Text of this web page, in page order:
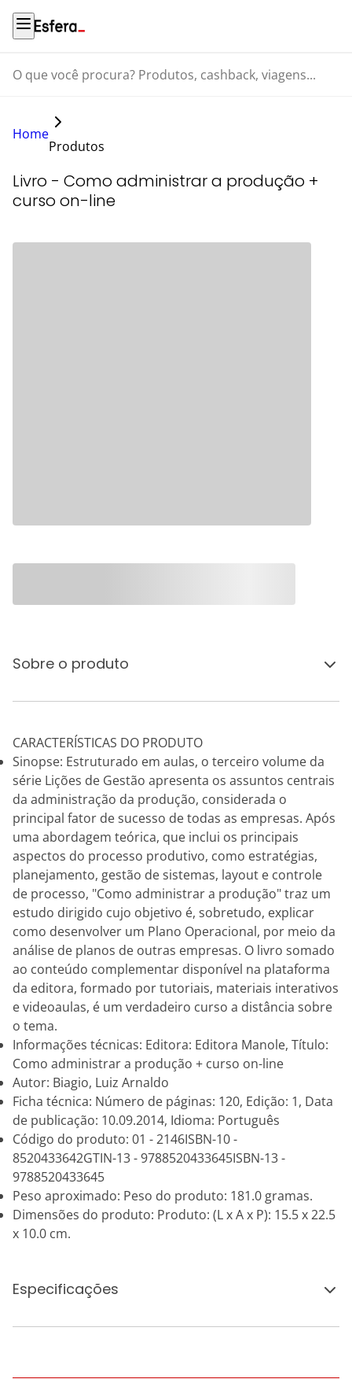
O que você procura? Produtos, cashback, viagens...
Home
Produtos
Livro - Como administrar a produção +
curso on-line
Sobre o produto
CARACTERÍSTICAS DO PRODUTO
Sinopse: Estruturado em aulas, o terceiro volume da
série Lições de Gestão apresenta os assuntos centrais
da administração da produção, considerada o
principal fator de sucesso de todas as empresas. Após
uma abordagem teórica, que inclui os principais
aspectos do processo produtivo, como estratégias,
planejamento, gestão de sistemas, layout e controle
de processo, "Como administrar a produção" traz um
estudo dirigido cujo objetivo é, sobretudo, explicar
como desenvolver um Plano Operacional, por meio da
análise de planos de outras empresas. O livro somado
ao conteúdo complementar disponível na plataforma
da editora, formado por tutoriais, materiais interativos
e videoaulas, é um verdadeiro curso a distância sobre
o tema.
Informações técnicas: Editora: Editora Manole, Título:
Como administrar a produção + curso on-line
Autor: Biagio, Luiz Arnaldo
Ficha técnica: Número de páginas: 120, Edição: 1, Data
de publicação: 10.09.2014, Idioma: Português
Código do produto: 01 - 2146ISBN-10 -
8520433642GTIN-13 - 9788520433645ISBN-13 -
9788520433645
Peso aproximado: Peso do produto: 181.0 gramas.
Dimensões do produto: Produto: (L x A x P): 15.5 x 22.5
x 10.0 cm.
Especificações